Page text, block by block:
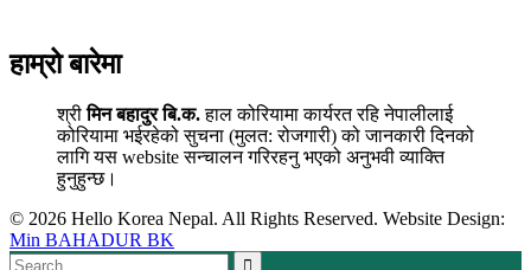
हाम्रो बारेमा
श्रीमिन बहादुर बि.क.हाल कोरियामा कार्यरत रहि नेपालीलाई
कोरियामा भईरहेको सुचना (मुलत: रोजगारी) को जानकारी दिनको
लागि यस website सन्चालन गरिरहनु भएको अनुभवी व्याक्ति
हुनुहुन्छ।
© 2026 Hello Korea Nepal. All Rights Reserved. Website Design:
Min BAHADUR BK